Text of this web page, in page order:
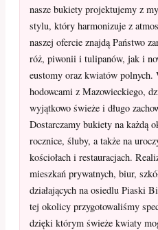
nasze bukiety projektujemy z
stylu, który harmonizuje z
naszej ofercie znajdą Państwo
róż, piwonii i tulipanów, jak i
eustomy oraz kwiatów
hodowcami z Mazowieckiego,
wyjątkowo świeże i długo
Dostarczamy bukiety na każdą
rocznice, śluby, a także na
kościołach i restauracjach.
mieszkań prywatnych, biur,
działających na osiedlu Piaski
tej okolicy przygotowaliśmy
dzięki którym świeże kwiaty